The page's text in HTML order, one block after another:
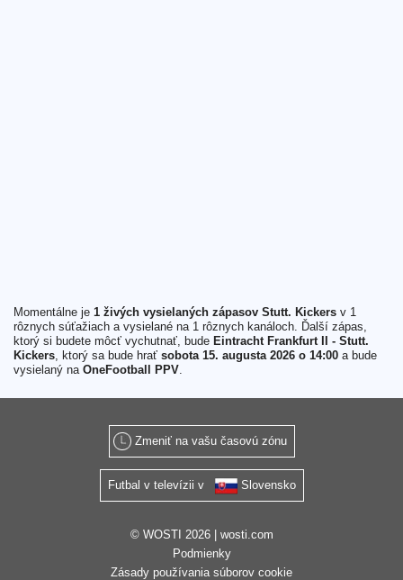
Momentálne je 1 živých vysielaných zápasov Stutt. Kickers v 1
rôznych súťažiach a vysielané na 1 rôznych kanáloch. Ďalší zápas,
ktorý si budete môcť vychutnať, bude Eintracht Frankfurt II - Stutt.
Kickers, ktorý sa bude hrať sobota 15. augusta 2026 o 14:00 a bude
vysielaný na OneFootball PPV.
Zmeniť na vašu časovú zónu
Futbal v televízii v Slovensko
© WOSTI 2026 | wosti.com
Podmienky
Zásady používania súborov cookie